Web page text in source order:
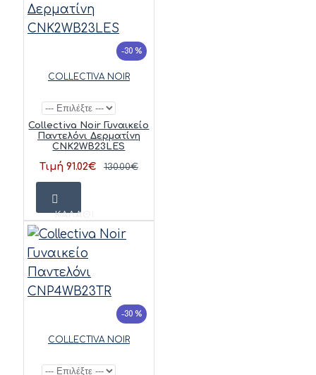
-30 %
COLLECTIVA NOIR
Collectiva Noir Γυναικείο
Παντελόνι Δερματίνη
CNK2WB23LES
Τιμή 91.02€ 130.00€
ΚΑΛΆΘΙ
-30 %
COLLECTIVA NOIR